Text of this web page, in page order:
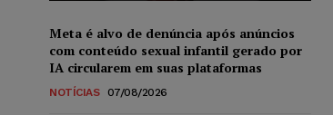
Meta é alvo de denúncia após anúncios
com conteúdo sexual infantil gerado por
IA circularem em suas plataformas
NOTÍCIAS 07/08/2026